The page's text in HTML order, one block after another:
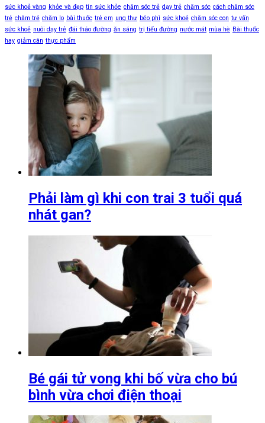
sức khoẻ vàng khỏe và đẹp tin sức khỏe chăm sóc trẻ dạy trẻ chăm sóc cách chăm sóc
trẻ chăm trẻ chăm lo bài thuốc trẻ em ung thư béo phì sức khoẻ chăm sóc con tư vấn
sức khoẻ nuôi dạy trẻ đái tháo đường ăn sáng trị tiểu đường nước mát mùa hè Bài thuốc
hay giảm cân thực phẩm
Phải làm gì khi con trai 3 tuổi quá
nhát gan?
Bé gái tử vong khi bố vừa cho bú
bình vừa chơi điện thoại